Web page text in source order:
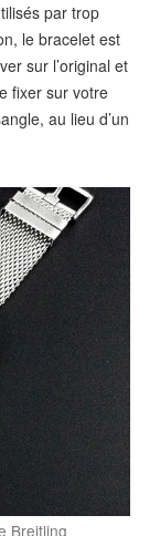
par trop
le bracelet est
sur l’original et
fixer sur votre
au lieu d’un
Breitling